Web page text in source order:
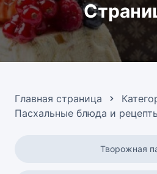
Главная страница
Пасхальные блюда и
Творожная